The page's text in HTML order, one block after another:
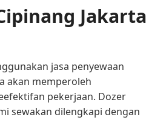
Jakarta
jasa penyewaan
akan memperoleh
pekerjaan. Dozer
sewakan dilengkapi dengan